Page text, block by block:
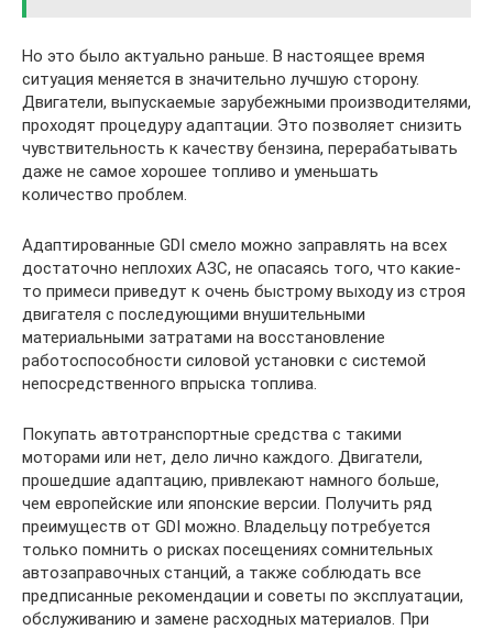
Но это было актуально раньше. В настоящее время
ситуация меняется в значительно лучшую сторону.
Двигатели, выпускаемые зарубежными производителями,
проходят процедуру адаптации. Это позволяет снизить
чувствительность к качеству бензина, перерабатывать
даже не самое хорошее топливо и уменьшать
количество проблем.
Адаптированные GDI смело можно заправлять на всех
достаточно неплохих АЗС, не опасаясь того, что какие-
то примеси приведут к очень быстрому выходу из строя
двигателя с последующими внушительными
материальными затратами на восстановление
работоспособности силовой установки с системой
непосредственного впрыска топлива.
Покупать автотранспортные средства с такими
моторами или нет, дело лично каждого. Двигатели,
прошедшие адаптацию, привлекают намного больше,
чем европейские или японские версии. Получить ряд
преимуществ от GDI можно. Владельцу потребуется
только помнить о рисках посещениях сомнительных
автозаправочных станций, а также соблюдать все
предписанные рекомендации и советы по эксплуатации,
обслуживанию и замене расходных материалов. При